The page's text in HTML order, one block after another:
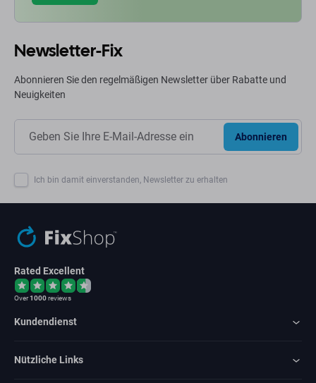
Newsletter-Fix
Abonnieren Sie den regelmäßigen Newsletter über Rabatte und
Neuigkeiten
Abonnieren
Ich bin damit einverstanden, Newsletter zu erhalten
Rated Excellent
Over1000reviews
Kundendienst
Nützliche Links